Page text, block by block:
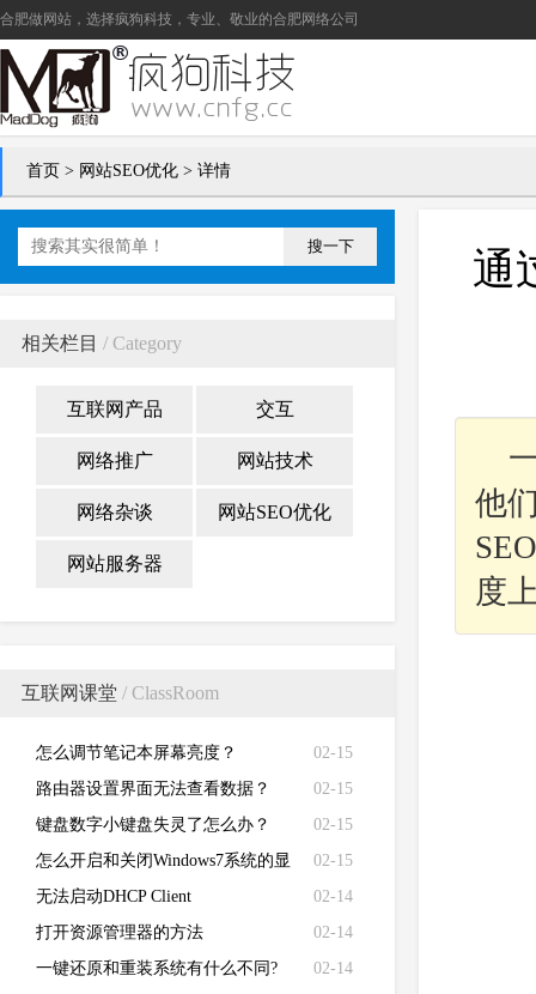
合肥做网站 ，选择疯狗科技，专业、敬业的合肥网络公司
首页 > 网站SEO优化 > 详情
搜一下
相关栏目 / Category
互联网产品 交互
网络推广 网站技术
网络杂谈 网站SEO优化
网站服务器
互联网课堂 / ClassRoom
02-15
怎么调节笔记本屏幕亮度？
02-15
路由器设置界面无法查看数据？
02-15
键盘数字小键盘失灵了怎么办？
02-15
怎么开启和关闭Windows7系统的显
卡硬件加速功能
02-14
无法启动DHCP Client
02-14
打开资源管理器的方法
02-14
一键还原和重装系统有什么不同?
通
他
度